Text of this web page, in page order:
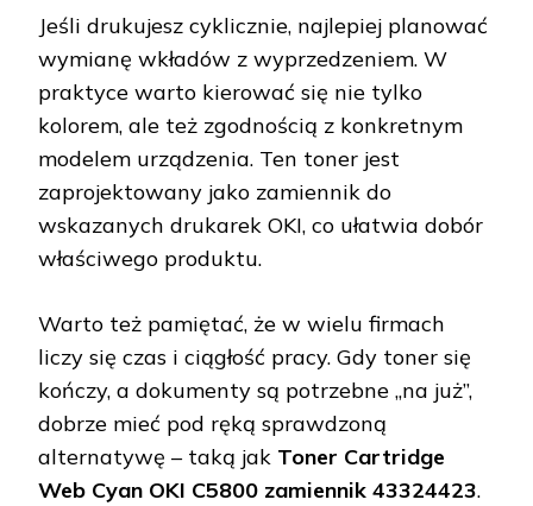
Jeśli drukujesz cyklicznie, najlepiej planować
wymianę wkładów z wyprzedzeniem. W
praktyce warto kierować się nie tylko
kolorem, ale też zgodnością z konkretnym
modelem urządzenia. Ten toner jest
zaprojektowany jako zamiennik do
wskazanych drukarek OKI, co ułatwia dobór
właściwego produktu.
Warto też pamiętać, że w wielu firmach
liczy się czas i ciągłość pracy. Gdy toner się
kończy, a dokumenty są potrzebne „na już”,
dobrze mieć pod ręką sprawdzoną
alternatywę – taką jak Toner Cartridge
Web Cyan OKI C5800 zamiennik 43324423.